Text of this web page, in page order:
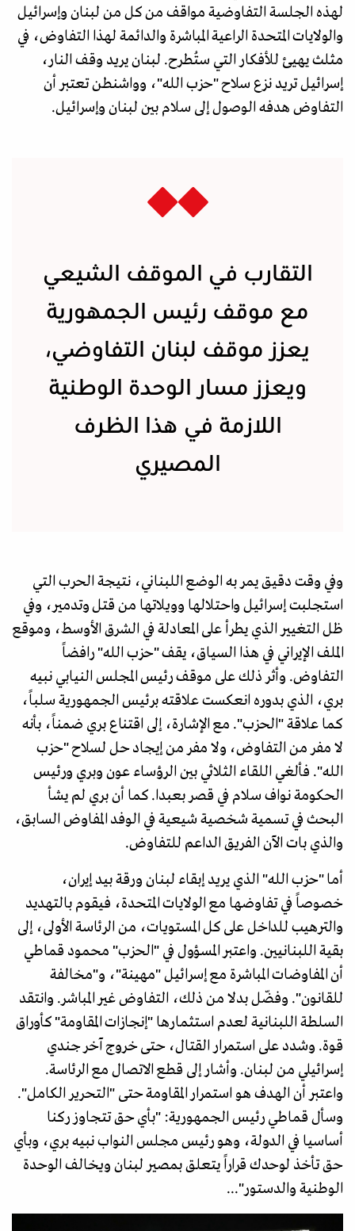
لهذه الجلسة التفاوضية مواقف من كل من لبنان وإسرائيل
والولايات المتحدة الراعية المباشرة والدائمة لهذا التفاوض، في
مثلث يهيئ للأفكار التي ستُطرح. لبنان يريد وقف النار،
إسرائيل تريد نزع سلاح "حزب الله"، وواشنطن تعتبر أن
التفاوض هدفه الوصول إلى سلام بين لبنان وإسرائيل.
التقارب في الموقف الشيعي
مع موقف رئيس الجمهورية
يعزز موقف لبنان التفاوضي،
ويعزز مسار الوحدة الوطنية
اللازمة في هذا الظرف
المصيري
وفي وقت دقيق يمر به الوضع اللبناني، نتيجة الحرب التي
استجلبت إسرائيل واحتلالها وويلاتها من قتل وتدمير، وفي
ظل التغيير الذي يطرأ على المعادلة في الشرق الأوسط، وموقع
الملف الإيراني في هذا السياق، يقف "حزب الله" رافضاً
التفاوض. وأثر ذلك على موقف رئيس المجلس النيابي نبيه
بري، الذي بدوره انعكست علاقته برئيس الجمهورية سلباً،
كما علاقة "الحزب". مع الإشارة، إلى اقتناع بري ضمناً، بأنه
لا مفر من التفاوض، ولا مفر من إيجاد حل لسلاح "حزب
الله". فألغي اللقاء الثلاثي بين الرؤساء عون وبري ورئيس
الحكومة نواف سلام في قصر بعبدا. كما أن بري لم يشأ
البحث في تسمية شخصية شيعية في الوفد المفاوض السابق،
والذي بات الآن الفريق الداعم للتفاوض.
​أما "حزب الله" الذي يريد إبقاء لبنان ورقة بيد إيران،
خصوصاً في تفاوضها مع الولايات المتحدة، فيقوم بالتهديد
والترهيب للداخل على كل المستويات، من الرئاسة الأولى، إلى
بقية اللبنانيين. واعتبر المسؤول في "الحزب" محمود قماطي
أن المفاوضات المباشرة مع إسرائيل "مهينة"، و"مخالفة
للقانون". وفضّل بدلا من ذلك، التفاوض غير المباشر. وانتقد
السلطة اللبنانية لعدم استثمارها "إنجازات المقاومة" كأوراق
قوة. وشدد على استمرار القتال، حتى خروج آخر جندي
إسرائيلي من لبنان. وأشار إلى قطع الاتصال مع الرئاسة.
واعتبر أن الهدف هو استمرار المقاومة حتى "التحرير الكامل".
وسأل قماطي رئيس الجمهورية: "بأي حق تتجاوز ركنا
أساسيا في الدولة، وهو رئيس مجلس النواب نبيه بري، وبأي
حق تأخذ لوحدك قراراً يتعلق بمصير لبنان ويخالف الوحدة
الوطنية والدستور"...